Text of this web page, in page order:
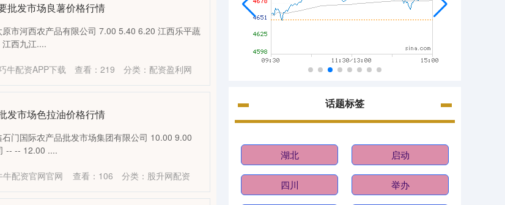
批发市场良薯价格行情
市河西农产品有限公司 7.00 5.40 6.20 江西乐平蔬
西九江....
牛配资APP下载 查看： 219 分类： 配资盈利网
发市场色拉油价格行情
门国际农产品批发市场集团有限公司 10.00 9.00
-- -- 12.00 ....
牛配资官网官网 查看： 106 分类： 股升网配资
话题标签
湖北 启动
四川 举办